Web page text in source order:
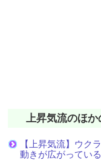
上昇気流のほか
【上昇気流】ウク
動きが広がっている